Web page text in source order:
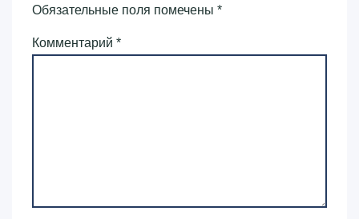
Обязательные поля помечены *
Комментарий *